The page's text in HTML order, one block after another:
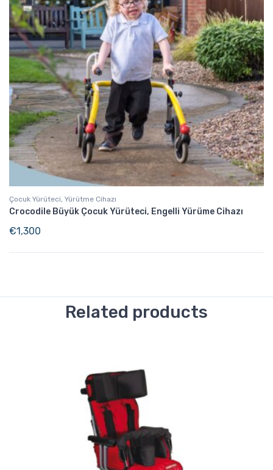
Çocuk Yürüteci, Yürütme Cihazı
Crocodile Büyük Çocuk Yürüteci, Engelli Yürüme Cihazı
€1,300
Related products